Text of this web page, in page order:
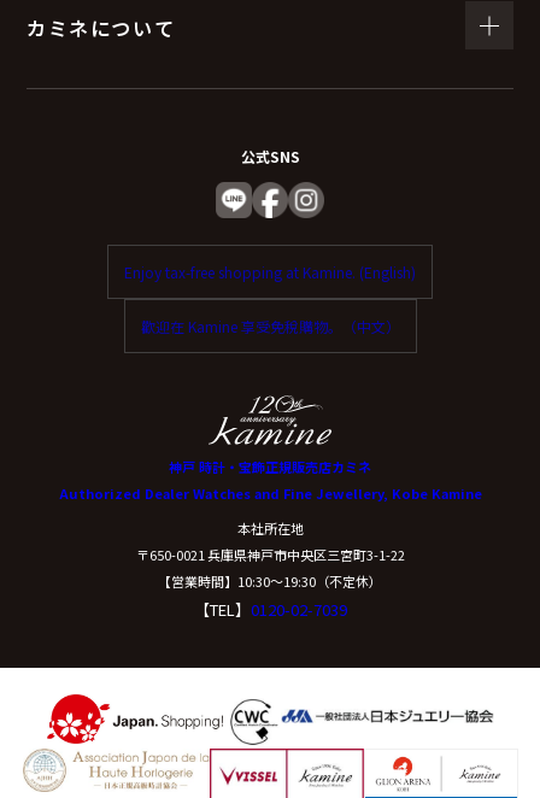
カミネについて
公式SNS
Enjoy tax-free shopping at Kamine. (English)
歡迎在 Kamine 享受免稅購物。（中文）
神戸 時計・宝飾正規販売店カミネ
Authorized Dealer Watches and Fine Jewellery, Kobe Kamine
本社所在地
〒650-0021 兵庫県神戸市中央区三宮町3-1-22
【営業時間】10:30〜19:30（不定休）
【TEL】 0120-02-7039